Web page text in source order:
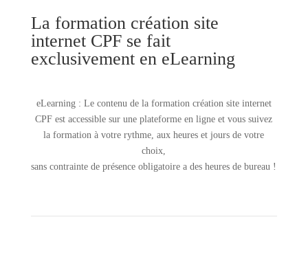
La formation création site
internet CPF se fait
exclusivement en eLearning
eLearning : Le contenu de la formation création site internet
CPF est accessible sur une plateforme en ligne et vous suivez
la formation à votre rythme, aux heures et jours de votre
choix,
sans contrainte de présence obligatoire a des heures de bureau !